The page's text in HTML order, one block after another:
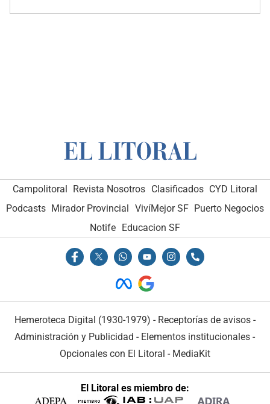
Campolitoral Revista Nosotros Clasificados CYD Litoral
Podcasts Mirador Provincial VivíMejor SF Puerto Negocios
Notife Educacion SF
Hemeroteca Digital (1930-1979) - Receptorías de avisos -
Administración y Publicidad - Elementos institucionales -
Opcionales con El Litoral - MediaKit
El Litoral es miembro de: